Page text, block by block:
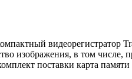
видеорегистратор
изображения, в том числе,
поставки карта